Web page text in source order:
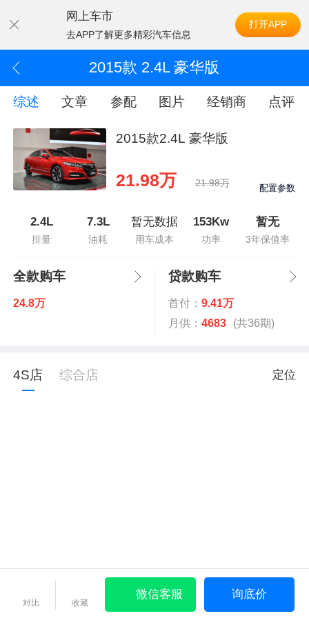
网上车市
去APP了解更多精彩汽车信息
打开APP
2015款 2.4L 豪华版
综述 文章 参配 图片 经销商 点评
2015款2.4L 豪华版
21.98万 21.98万 配置参数
2.4L
排量
7.3L
油耗
暂无数据
用车成本
153Kw
功率
暂无
3年保值率
全款购车
24.8万
贷款购车
首付： 9.41万
月供： 4683 (共36期)
4S店 综合店 定位
对比 收藏
微信客服 询底价